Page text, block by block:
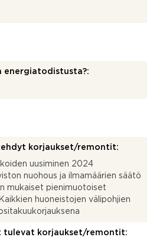
energiatodistusta?:
korjaukset/remontit:
uusiminen 2024
nuohous ja ilmamäärien säätö
mukaiset pienimuotoiset
huoneistojen välipohjien
tulevat korjaukset/remontit: